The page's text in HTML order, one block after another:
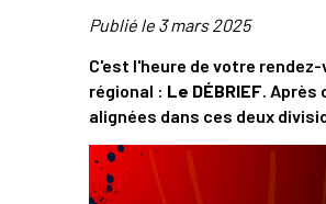
Publié le 3 mars 2025
C'est l'heure de votre
régional : Le DÉBRIEF. Après
alignées dans ces deux